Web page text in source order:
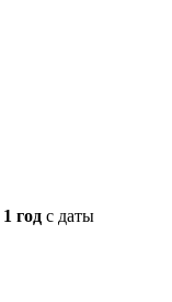
1 год с даты